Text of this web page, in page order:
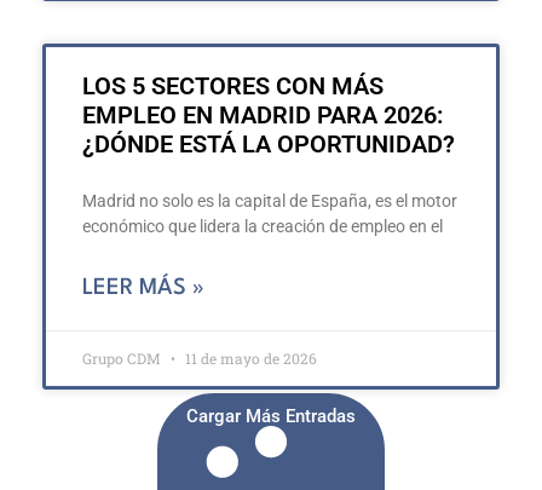
LOS 5 SECTORES CON MÁS
EMPLEO EN MADRID PARA 2026:
¿DÓNDE ESTÁ LA OPORTUNIDAD?
Madrid no solo es la capital de España, es el motor
económico que lidera la creación de empleo en el
LEER MÁS »
Grupo CDM 11 de mayo de 2026
Cargar Más Entradas